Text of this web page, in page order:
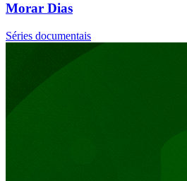
Morar Dias
Séries documentais